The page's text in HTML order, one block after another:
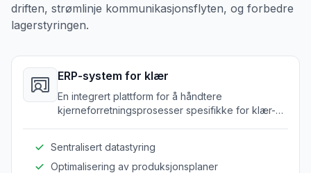
driften, strømlinje kommunikasjonsflyten, og forbedre
lagerstyringen.
ERP-system for klær
En integrert plattform for å håndtere
kjerneforretningsprosesser spesifikke for klær-
Sentralisert datastyring
Optimalisering av produksjonsplaner